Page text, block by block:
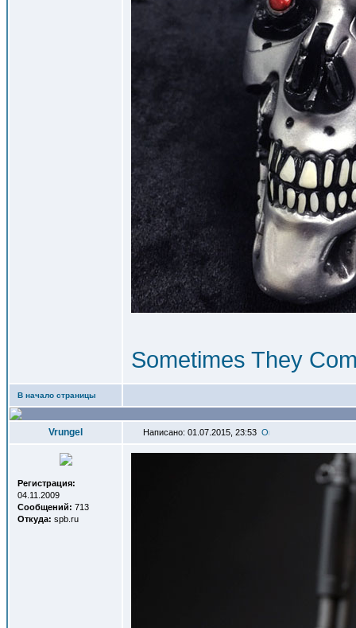
Sometimes They
В начало страницы
Vrungel Написано: 01.07.2015, 23:53
Регистрация:
04.11.2009
Сообщений: 713
Откуда: spb.ru